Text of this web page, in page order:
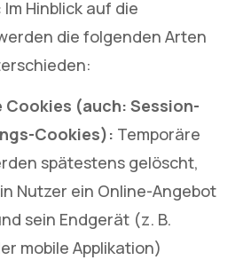
Im Hinblick auf die
die folgenden Arten
Cookies (auch: Session-
Cookies): Temporäre
spätestens gelöscht,
Nutzer ein Online-Angebot
sein Endgerät (z. B.
mobile Applikation)